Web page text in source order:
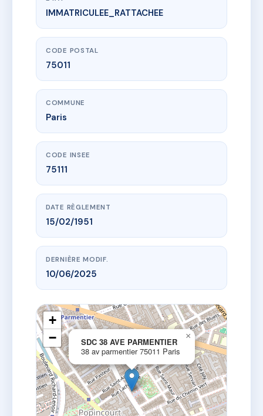
www.vme.plus/AC6415228
SDC 38 AVE PARMENTIER
38 av parmentier
IMMATRICULEE_RATTACHEE
CODE POSTAL
75011
COMMUNE
Paris
CODE INSEE
75111
DATE RÈGLEMENT
15/02/1951
DERNIÈRE MODIF.
10/06/2025
SDC 38 AVE PARMENTIER
38 av parmentier 75011 Paris
×
+
−